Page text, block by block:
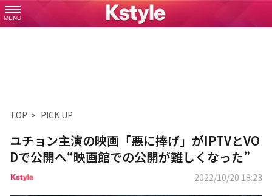
MENU
TOP PICK UP
ユチョン主演の映画「悪に捧げ」がIPTVとVO
Dで公開へ“映画館での公開が難しくなった”
2022/10/20 18:23